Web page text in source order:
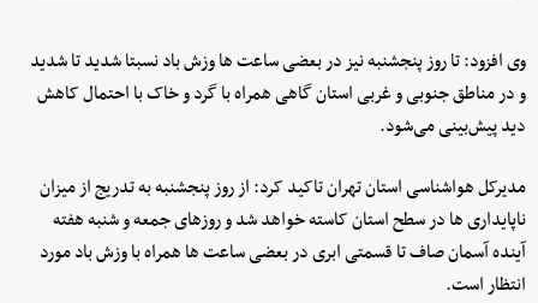
وی افزود: تا روز پنجشنبه نیز در بعضی ساعت‌ ها وزش باد نسبتا شدید تا شدید
و در مناطق جنوبی و غربی استان گاهی همراه با گرد و خاک با احتمال کاهش
دید پیش‌بینی می‌شود.
مدیرکل هواشناسی استان تهران تاکید کرد: از روز پنجشنبه به‌ تدریج از میزان
ناپایداری‌ ها در سطح استان کاسته خواهد شد و روزهای جمعه و شنبه هفته
آینده آسمان صاف تا قسمتی ابری در بعضی ساعت‌ ها همراه با وزش باد مورد
انتظار است.